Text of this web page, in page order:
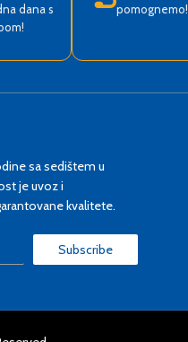
dana s
pomognemo!
sa sedištem u
je uvoz i
kvalitete.
Subscribe